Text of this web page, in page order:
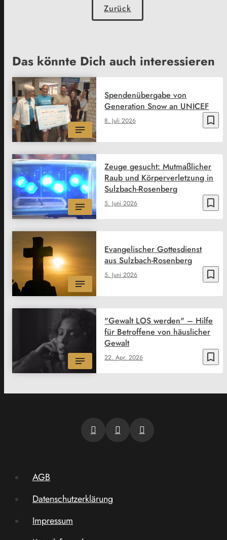
Zurück
Das könnte Dich auch interessieren
bookmark_border
8. Juli 2026
Spendenübergabe von
Generation Snow an UNICEF
bookmark_border
5. Juni 2026
Zeuge gesucht: Mutmaßlicher
Raub und Körperverletzung in
Sulzbach-Rosenberg
bookmark_border
5. Juni 2026
Evangelischer Gottesdienst
aus Sulzbach-Rosenberg
bookmark_border
22. Apr. 2026
"Gewalt LOS werden" – Hilfe
für Betroffene von häuslicher
Gewalt
AGB
Datenschutzerklärung
Impressum